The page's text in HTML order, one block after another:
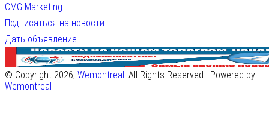
CMG Marketing
Подписаться на новости
Дать объявление
© Copyright 2026, Wemontreal. All Rights Reserved | Powered by
Wemontreal